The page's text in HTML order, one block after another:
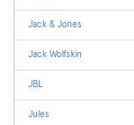
Jack & Jones
Jack Wolfskin
JBL
Jules